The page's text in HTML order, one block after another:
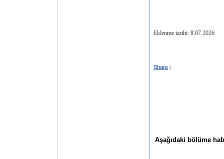
Eklenme tarihi: 8.07.2026
Share
Aşağıdaki bölüme